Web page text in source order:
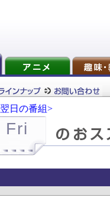
翌日の番組>
Fri